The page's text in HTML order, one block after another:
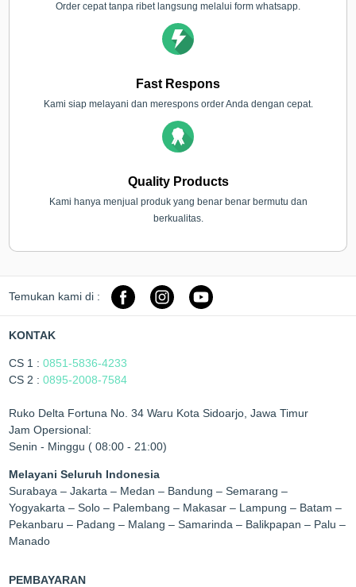
Order cepat tanpa ribet langsung melalui form whatsapp.
Fast Respons
Kami siap melayani dan merespons order Anda dengan cepat.
Quality Products
Kami hanya menjual produk yang benar benar bermutu dan
berkualitas.
Temukan kami di :
KONTAK
CS 1 :0851-5836-4233
CS 2 :0895-2008-7584
Ruko Delta Fortuna No. 34 Waru Kota Sidoarjo, Jawa Timur
Jam Opersional:
Senin - Minggu ( 08:00 - 21:00)
Melayani Seluruh Indonesia
Surabaya – Jakarta – Medan – Bandung – Semarang –
Yogyakarta – Solo – Palembang – Makasar – Lampung – Batam –
Pekanbaru – Padang – Malang – Samarinda – Balikpapan – Palu –
Manado
PEMBAYARAN